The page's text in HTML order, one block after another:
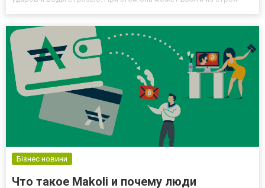
Бізнес новини
Что такое Makoli и почему люди